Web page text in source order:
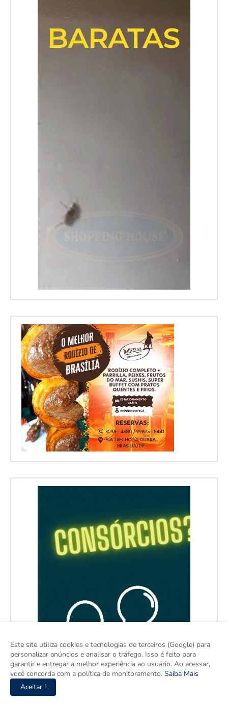
Este site utiliza cookies e tecnologias de terceiros (Google) para
personalizar anúncios e analisar o tráfego. Isso é feito para
garantir e entregar a melhor experiência ao usuário. Ao acessar,
você concorda com a política de monitoramento. Saiba Mais
Aceitar !